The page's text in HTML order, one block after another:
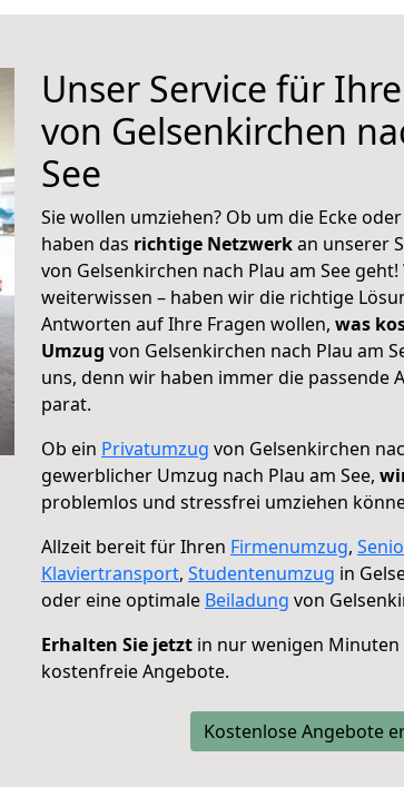
Unser Service für
von Gelsenkirchen
See
Sie wollen umziehen? Ob um die Ecke
haben das richtige Netzwerkan unserer
von Gelsenkirchen nach Plau am See
weiterwissen – haben wir die richtige
Antworten auf Ihre Fragen wollen, was
Umzug von Gelsenkirchen nach Plau am
uns, denn wir haben immer die passende
parat.
Ob ein Privatumzug von Gelsenkirchen
gewerblicher Umzug nach Plau am See,
problemlos und stressfrei umziehen
Allzeit bereit für Ihren Firmenumzug,
Klaviertransport, Studentenumzug in
oder eine optimale Beiladung von
Erhalten Sie jetzt in nur wenigen
kostenfreie Angebote.
Kostenlose Angebote